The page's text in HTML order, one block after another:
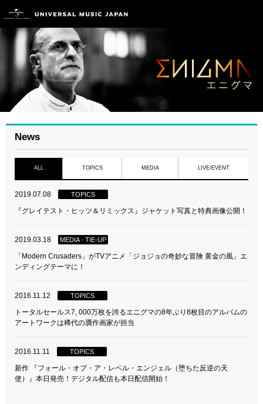
News
ALL TOPICS MEDIA LIVE/EVENT
2019.07.08 TOPICS
『グレイテスト・ヒッツ＆リミックス』ジャケット写真と特典画像公開！
2019.03.18 MEDIA - TIE-UP
「Modern Crusaders」がTVアニメ「ジョジョの奇妙な冒険 黄金の風」エ
ンディングテーマに！
2016.11.12 TOPICS
トータルセールス7, 000万枚を誇るエニグマの8年ぶり8枚目のアルバムの
アートワークは稀代の贋作画家が担当
2016.11.11 TOPICS
新作 『フォール・オブ・ア・レベル・エンジェル（堕ちた反逆の天
使）』本日発売！デジタル配信も本日配信開始！